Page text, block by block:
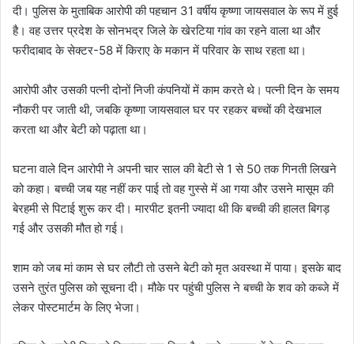
दी। पुलिस के मुताबिक आरोपी की पहचान 31 वर्षीय कृष्णा जायसवाल के रूप में हुई
है। वह उत्तर प्रदेश के सोनभद्र जिले के खेरटिया गांव का रहने वाला था और
फरीदाबाद के सेक्टर-58 में किराए के मकान में परिवार के साथ रहता था।
आरोपी और उसकी पत्नी दोनों निजी कंपनियों में काम करते थे। पत्नी दिन के समय
नौकरी पर जाती थी, जबकि कृष्णा जायसवाल घर पर रहकर बच्चों की देखभाल
करता था और बेटी को पढ़ाता था।
घटना वाले दिन आरोपी ने अपनी चार साल की बेटी से 1 से 50 तक गिनती लिखने
को कहा। बच्ची जब यह नहीं कर पाई तो वह गुस्से में आ गया और उसने मासूम की
बेरहमी से पिटाई शुरू कर दी। मारपीट इतनी ज्यादा थी कि बच्ची की हालत बिगड़
गई और उसकी मौत हो गई।
शाम को जब मां काम से घर लौटी तो उसने बेटी को मृत अवस्था में पाया। इसके बाद
उसने तुरंत पुलिस को सूचना दी। मौके पर पहुंची पुलिस ने बच्ची के शव को कब्जे में
लेकर पोस्टमार्टम के लिए भेजा।